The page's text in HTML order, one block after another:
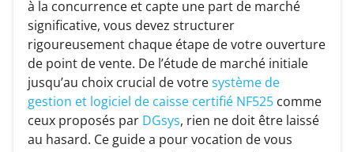
à la concurrence et capte une part de marché
significative, vous devez structurer
rigoureusement chaque étape de votre ouverture
de point de vente. De l’étude de marché initiale
jusqu’au choix crucial de votresystème de
gestion et logiciel de caisse certifié NF525comme
ceux proposés par DGsys, rien ne doit être laissé
au hasard. Ce guide a pour vocation de vous